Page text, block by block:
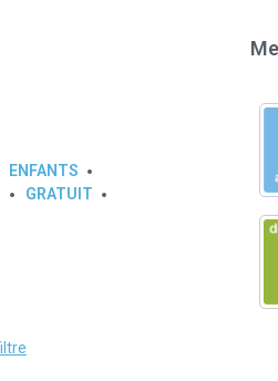
ENFANTS
GRATUIT